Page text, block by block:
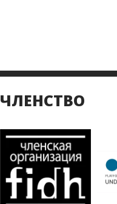
ЧЛЕНСТВО